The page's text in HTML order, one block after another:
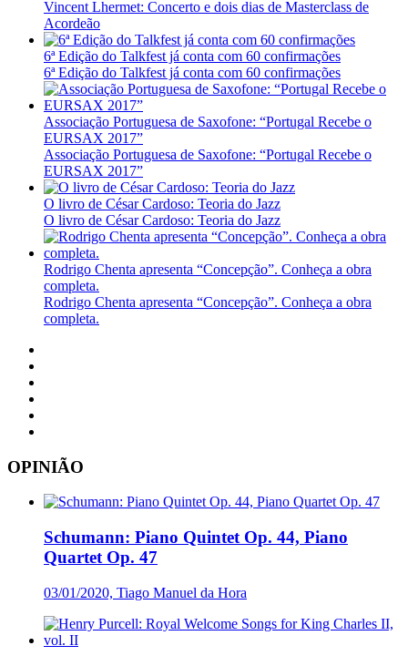
Vincent Lhermet: Concerto e dois dias de Masterclass de
Acordeão
6ª Edição do Talkfest já conta com 60 confirmações
6ª Edição do Talkfest já conta com 60 confirmações
Associação Portuguesa de Saxofone: “Portugal Recebe o
EURSAX 2017”
Associação Portuguesa de Saxofone: “Portugal Recebe o
EURSAX 2017”
O livro de César Cardoso: Teoria do Jazz
O livro de César Cardoso: Teoria do Jazz
Rodrigo Chenta apresenta “Concepção”. Conheça a obra
completa.
Rodrigo Chenta apresenta “Concepção”. Conheça a obra
completa.
OPINIÃO
Schumann: Piano Quintet Op. 44, Piano
Quartet Op. 47
03/01/2020, Tiago Manuel da Hora